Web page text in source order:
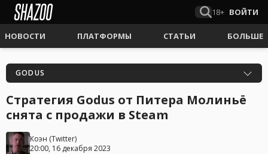
18+ ВОЙТИ
НОВОСТИ ПЛАТФОРМЫ СТАТЬИ БОЛЬШЕ
GODUS
Стратегия Godus от Питера Молиньё
снята с продажи в Steam
Коэн (Twitter)
20:00, 16 декабря 2023